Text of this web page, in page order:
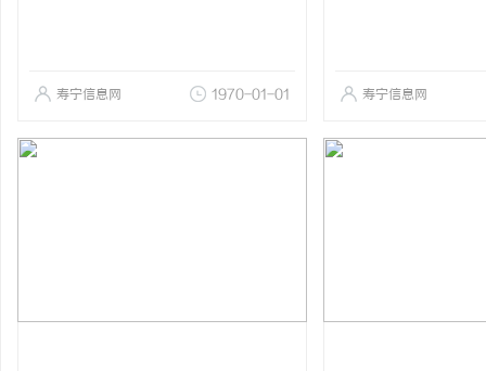
寿宁信息网 1970-01-01 寿宁信息网